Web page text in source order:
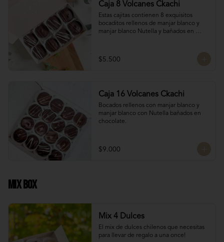
Caja 8 Volcanes Ckachi
Estas cajitas contienen 8 exquisitos
bocaditos rellenos de manjar blanco y
manjar blanco Nutella y bañados en
¡Nada mejor que un poco de dulzura para
alegrarles el día! 🍫✨
$5.500
Caja 16 Volcanes Ckachi
Bocados rellenos con manjar blanco y
manjar blanco con Nutella bañados en
chocolate.
$9.000
Mix Box
Mix 4 Dulces
El mix de dulces chilenos que necesitas
para llevar de regalo a una once!